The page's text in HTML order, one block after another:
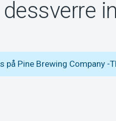
Pine Brewing Company -